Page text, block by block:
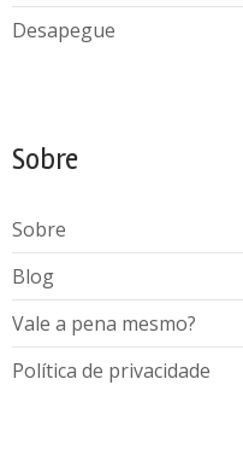
Desapegue
Sobre
Sobre
Blog
Vale a pena mesmo?
Política de privacidade